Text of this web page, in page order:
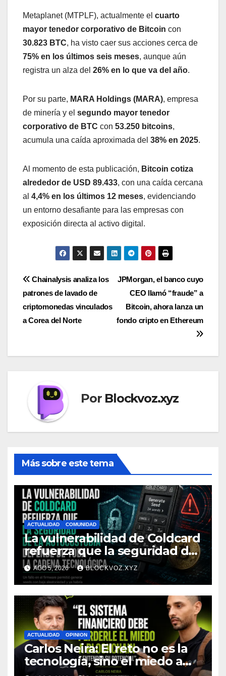
Metaplanet (MTPLF), actualmente el cuarto
mayor tenedor corporativo de Bitcoin con
30.823 BTC, ha visto caer sus acciones cerca de
75% en los últimos seis meses, aunque aún
registra un alza del 26% en lo que va del año.
Por su parte, MARA Holdings (MARA), empresa
de minería y el segundo mayor tenedor
corporativo de BTC con 53.250 bitcoins,
acumula una caída aproximada del 38% en 2025.
Al momento de esta publicación, Bitcoin cotiza
alrededor de USD 89.433, con una caída cercana
al 4,4% en los últimos 12 meses, evidenciando
un entorno desafiante para las empresas con
exposición directa al activo digital.
Navegación
de
entradas
JPMorgan, el banco cuyo
CEO llamó “fraude” a
Bitcoin, ahora lanza un
fondo cripto en Ethereum
Chainalysis analiza los
patrones de lavado de
criptomonedas vinculados
a Corea del Norte
Por Blockvoz.xyz
Más sobre este tema
ACTUALIDAD COMUNIDAD
La vulnerabilidad de Coldcard
refuerza que la seguridad de
la autocustodia depende de
toda la cadena tecnológica,
afirma CoinEx Research
AGO 5, 2026 BLOCKVOZ.XYZ
ACTUALIDAD OPINION
Carlos Neira: El reto no es la
tecnología, sino el miedo a